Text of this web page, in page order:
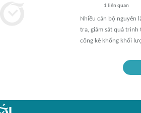
1 liên quan
Nhiều cán bộ nguyên
tra, giám sát quá trình
công kê khống khối